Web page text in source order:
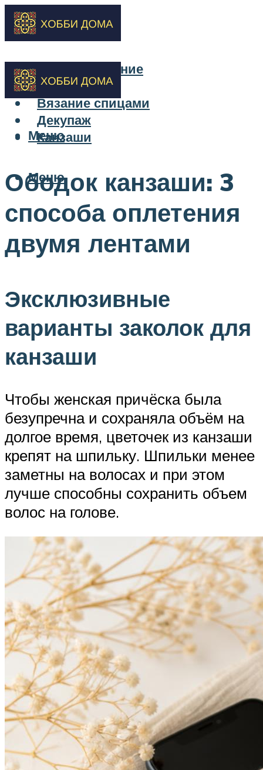
Бисероплетение
Вышивка
Вязание спицами
Декупаж
Канзаши
Меню
Меню
Ободок канзаши: 3
способа оплетения
двумя лентами
Эксклюзивные
варианты заколок для
канзаши
Чтобы женская причёска была
безупречна и сохраняла объём на
долгое время, цветочек из канзаши
крепят на шпильку. Шпильки менее
заметны на волосах и при этом
лучше способны сохранить объем
волос на голове.